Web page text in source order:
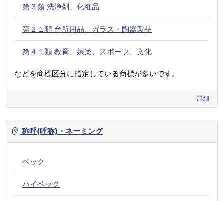
第３類 洗浄剤、化粧品
第２１類 台所用品、ガラス・陶器製品
第４１類 教育、娯楽、スポーツ、文化
などを商標区分に指定している商標が多いです。
詳細
称呼(呼称)・ネーミング
ベック
ハイベック